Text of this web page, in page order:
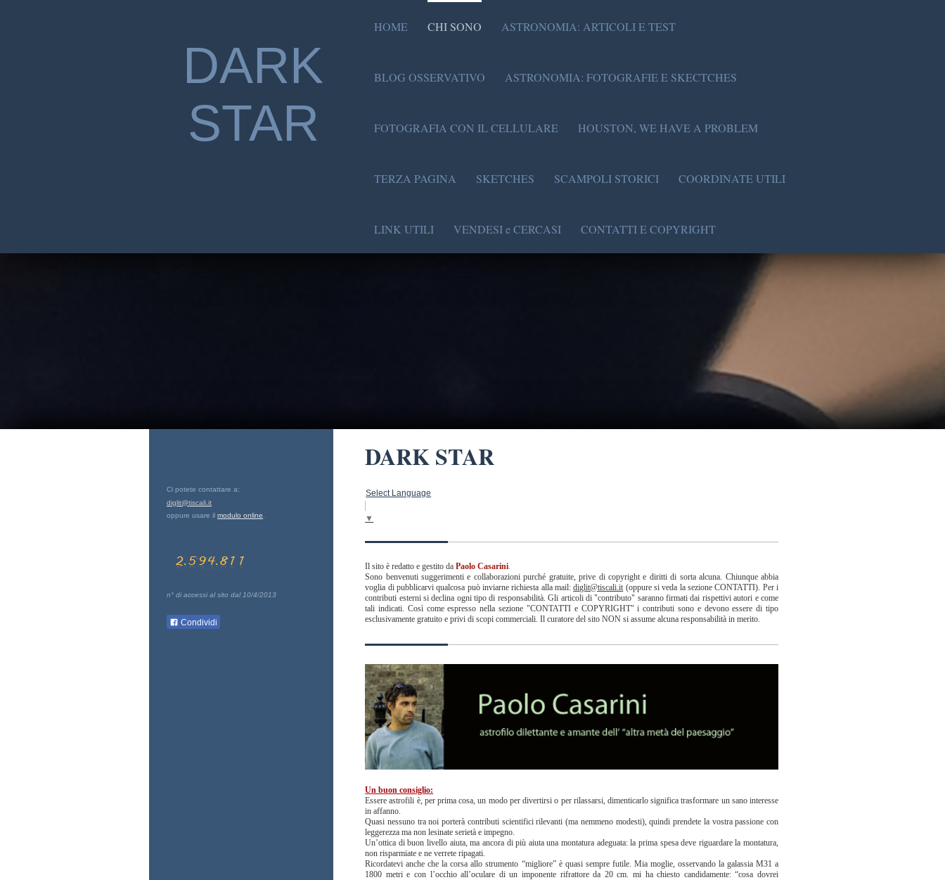
DARK
STAR
HOME CHI SONO ASTRONOMIA: ARTICOLI E TEST
BLOG OSSERVATIVO ASTRONOMIA: FOTOGRAFIE E SKECTCHES
FOTOGRAFIA CON IL CELLULARE HOUSTON, WE HAVE A PROBLEM
TERZA PAGINA SKETCHES SCAMPOLI STORICI COORDINATE UTILI
LINK UTILI VENDESI e CERCASI CONTATTI E COPYRIGHT
DARK STAR
Select Language
▼
Il sito è redatto e gestito da Paolo Casarini.
Sono benvenuti suggerimenti e collaborazioni purché gratuite, prive di copyright e diritti di sorta alcuna. Chiunque abbia
voglia di pubblicarvi qualcosa può inviarne richiesta alla mail:diglit@tiscali.it (oppure si veda la sezione CONTATTI). Per i
contributi esterni si declina ogni tipo di responsabilità. Gli articoli di "contributo" saranno firmati dai rispettivi autori e come
tali indicati. Così come espresso nella sezione "CONTATTI e COPYRIGHT" i contributi sono e devono essere di tipo
esclusivamente gratuito e privi di scopi commerciali. Il curatore del sito NON si assume alcuna responsabilità in merito.
Un buon consiglio:
Essere astrofili è, per prima cosa, un modo per divertirsi o per rilassarsi, dimenticarlo significa trasformare un sano interesse
in affanno.
Quasi nessuno tra noi porterà contributi scientifici rilevanti (ma nemmeno modesti), quindi prendete la vostra passione con
leggerezza ma non lesinate serietà e impegno.
Un’ottica di buon livello aiuta, ma ancora di più aiuta una montatura adeguata: la prima spesa deve riguardare la montatura,
non risparmiate e ne verrete ripagati.
Ricordatevi anche che la corsa allo strumento “migliore” è quasi sempre futile. Mia moglie, osservando la galassia M31 a
1800 metri e con l’occhio all’oculare di un imponente rifrattore da 20 cm. mi ha chiesto candidamente: “cosa dovrei
Ci potete contattare a:
diglit@tiscali.it
oppure usare il modulo online
n° di accessi al sito dal 10/4/2013
Condividi